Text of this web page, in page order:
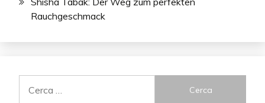
Rauchgeschmack
per: